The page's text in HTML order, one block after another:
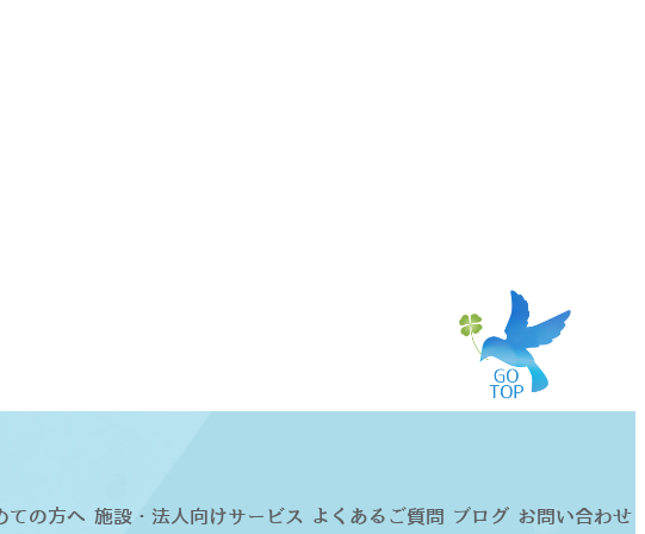
ての方へ 施設・法人向けサービス よくあるご質問 ブログ お問い合わせ